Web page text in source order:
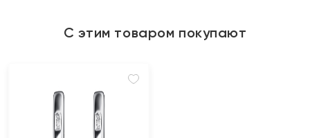
С этим товаром покупают